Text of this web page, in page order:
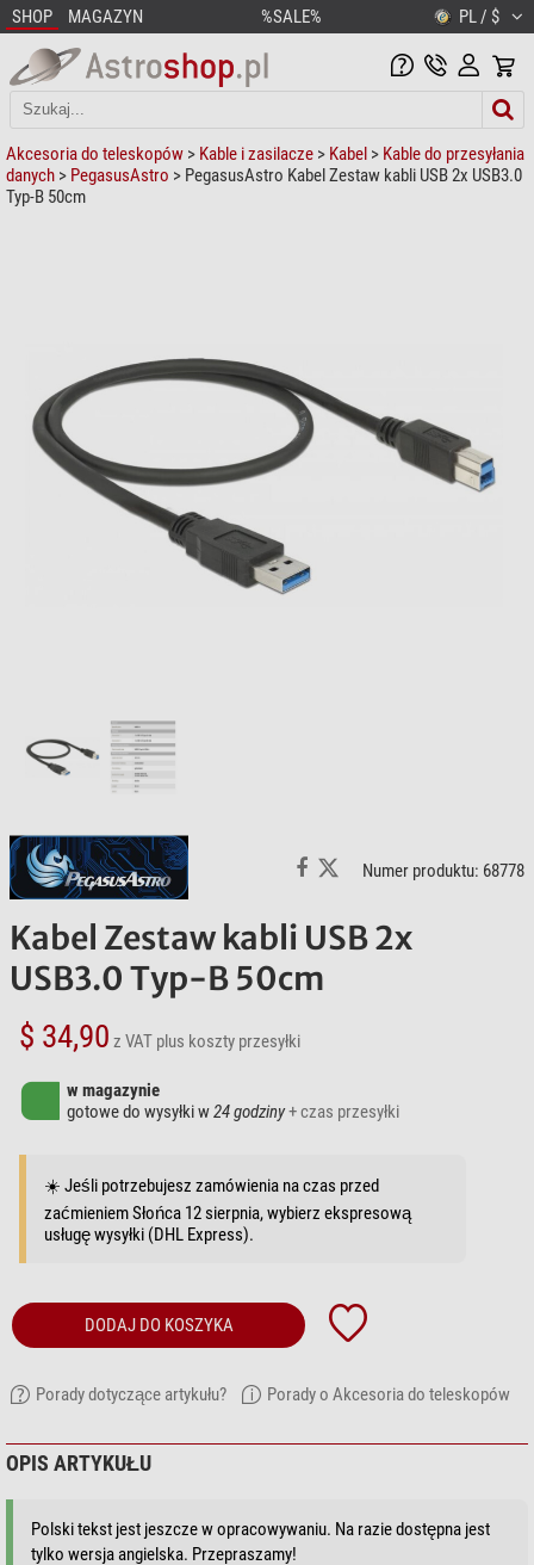
SHOP MAGAZYN %SALE% PL / $
Akcesoria do teleskopów > Kable i zasilacze > Kabel > Kable do przesyłania
danych > PegasusAstro > PegasusAstro Kabel Zestaw kabli USB 2x USB3.0
Typ-B 50cm
Numer produktu: 68778
Kabel Zestaw kabli USB 2x
USB3.0 Typ-B 50cm
$ 34,90 z VAT plus koszty przesyłki
w magazynie
gotowe do wysyłki w24 godziny+ czas przesyłki
☀️ Jeśli potrzebujesz zamówienia na czas przed
zaćmieniem Słońca 12 sierpnia, wybierz ekspresową
usługę wysyłki (DHL Express).
DODAJ DO KOSZYKA
Porady dotyczące artykułu? Porady o Akcesoria do teleskopów
OPIS ARTYKUŁU
Polski tekst jest jeszcze w opracowywaniu. Na razie dostępna jest
tylko wersja angielska. Przepraszamy!